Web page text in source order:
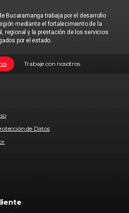
Bucaramanga trabaja por el desarrollo
mediante el fortalecimiento de la
regional y la prestación de los servicios
por el estado.
Trabaje con nosotros
de Datos